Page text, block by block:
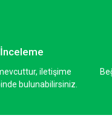
iletişime
bulunabilirsiniz.